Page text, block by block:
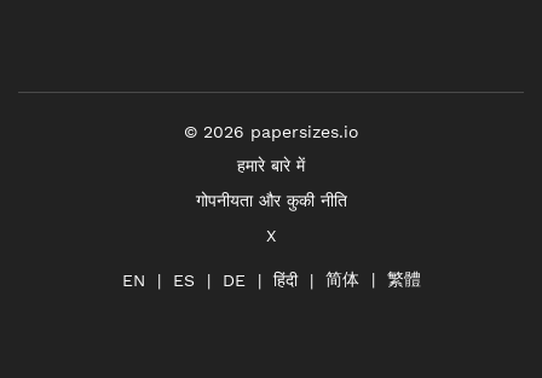
© 2026 papersizes.io
हमारे बारे में
गोपनीयता और कुकी नीति
X
EN ES DE हिंदी 简体 繁體